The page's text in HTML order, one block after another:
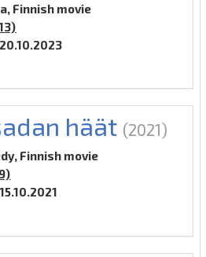
Finnish movie
20.10.2023
häät (2021)
Finnish movie
15.10.2021